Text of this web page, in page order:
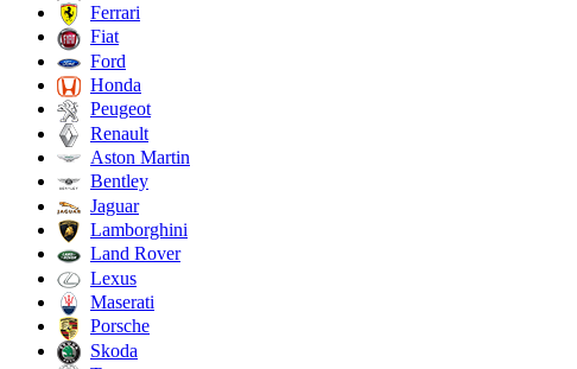
Ferrari
Fiat
Ford
Honda
Peugeot
Renault
Aston Martin
Bentley
Jaguar
Lamborghini
Land Rover
Lexus
Maserati
Porsche
Skoda